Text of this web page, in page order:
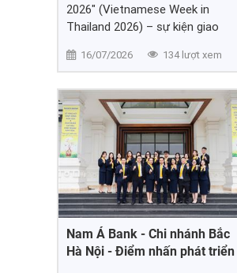
2026" (Vietnamese Week in
Thailand 2026) – sự kiện giao
năm Quan hệ Ngoại giao Việt
Thương phối hợp 5 tỉnh Hồ Chí
Minh, Hà Nội, Đà Nẵng, An Giang,
Lào Cai cùng Central Retail tổ
chức.
16/07/2026 134 lượt xem
Nam Á Bank - Chi nhánh Bắc
Hà Nội - Điểm nhấn phát triển